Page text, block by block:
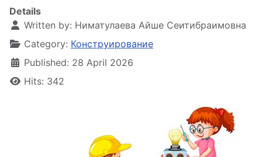
Details
Written by: Ниматулаева Айше Сеитибраимовна
Category: Конструирование
Published: 28 April 2026
Hits: 342